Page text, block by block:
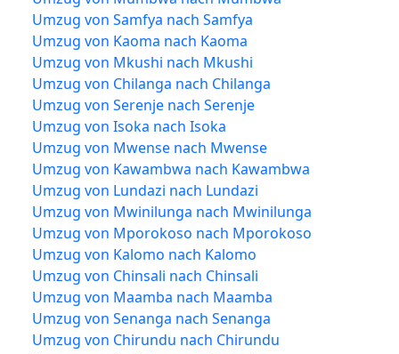
Umzug von Samfya nach Samfya
Umzug von Kaoma nach Kaoma
Umzug von Mkushi nach Mkushi
Umzug von Chilanga nach Chilanga
Umzug von Serenje nach Serenje
Umzug von Isoka nach Isoka
Umzug von Mwense nach Mwense
Umzug von Kawambwa nach Kawambwa
Umzug von Lundazi nach Lundazi
Umzug von Mwinilunga nach Mwinilunga
Umzug von Mporokoso nach Mporokoso
Umzug von Kalomo nach Kalomo
Umzug von Chinsali nach Chinsali
Umzug von Maamba nach Maamba
Umzug von Senanga nach Senanga
Umzug von Chirundu nach Chirundu